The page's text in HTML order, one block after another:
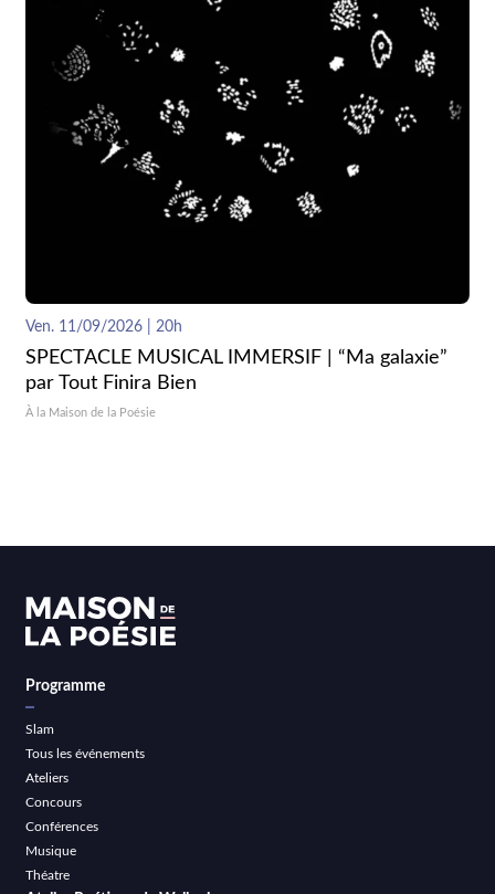
Ven. 11/09/2026 | 20h
SPECTACLE MUSICAL IMMERSIF | “Ma galaxie”
par Tout Finira Bien
À la Maison de la Poésie
Programme
Slam
Tous les événements
Ateliers
Concours
Conférences
Musique
Théatre